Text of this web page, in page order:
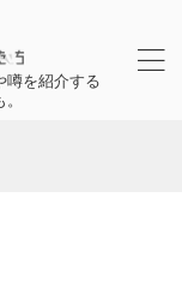
噂を紹介する